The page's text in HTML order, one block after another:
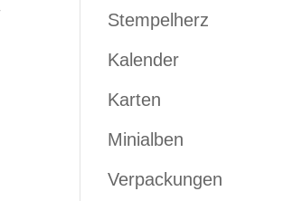
Stempelherz
Kalender
Karten
Minialben
Verpackungen